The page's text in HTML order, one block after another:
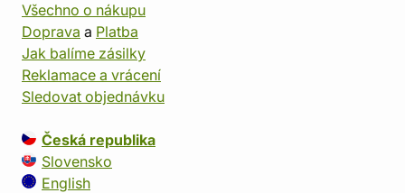
Všechno o nákupu
Doprava a Platba
Jak balíme zásilky
Reklamace a vrácení
Sledovat objednávku
Česká republika
Slovensko
English